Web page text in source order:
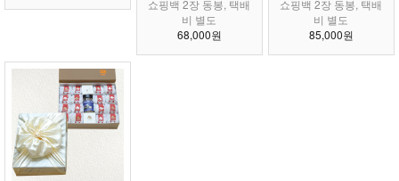
쇼핑백 2장 동봉, 택배
비 별도
68,000원
쇼핑백 2장 동봉, 택배
비 별도
85,000원